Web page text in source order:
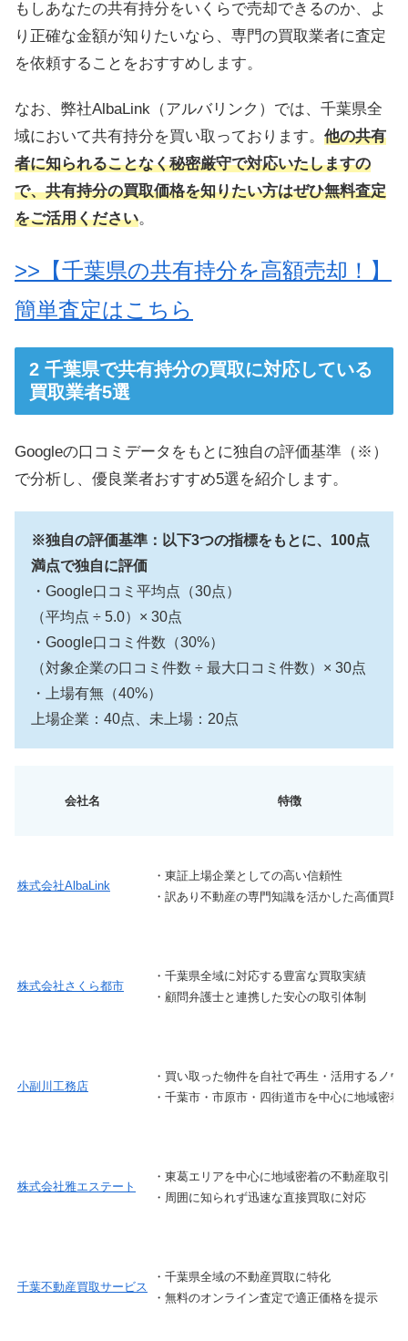
もしあなたの共有持分をいくらで売却できるのか、よ
り正確な金額が知りたいなら、専門の買取業者に査定
を依頼することをおすすめします。
なお、弊社AlbaLink（アルバリンク）では、千葉県全
域において共有持分を買い取っております。 他の共有
者に知られることなく秘密厳守で対応いたしますの
で、共有持分の買取価格を知りたい方はぜひ無料査定
をご活用ください。
>>【千葉県の共有持分を高額売却！】
簡単査定はこちら
千葉県で共有持分の買取に対応している
買取業者5選
Googleの口コミデータをもとに独自の評価基準（※）
で分析し、優良業者おすすめ5選を紹介します。
※独自の評価基準：以下3つの指標をもとに、100点
満点で独自に評価
・Google口コミ平均点（30点）
（平均点 ÷ 5.0）× 30点
・Google口コミ件数（30%）
（対象企業の口コミ件数 ÷ 最大口コミ件数）× 30点
・上場有無（40%）
上場企業：40点、未上場：20点
会社名 特徴
株式会社AlbaLink
・東証上場企業としての高い信頼性
・訳あり不動産の専門知識を活かした高価買取
株式会社さくら都市
・千葉県全域に対応する豊富な買取実績
・顧問弁護士と連携した安心の取引体制
小副川工務店
・買い取った物件を自社で再生・活用するノウ
・千葉市・市原市・四街道市を中心に地域密着
株式会社雅エステート
・東葛エリアを中心に地域密着の不動産取引
・周囲に知られず迅速な直接買取に対応
千葉不動産買取サービス
・千葉県全域の不動産買取に特化
・無料のオンライン査定で適正価格を提示